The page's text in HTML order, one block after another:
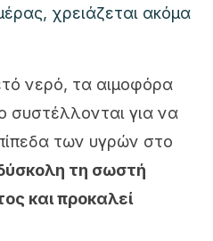
χρειάζεται ακόμα
νερό, τα αιμοφόρα
συστέλλονται για να
των υγρών στο
τη σωστή
και προκαλεί